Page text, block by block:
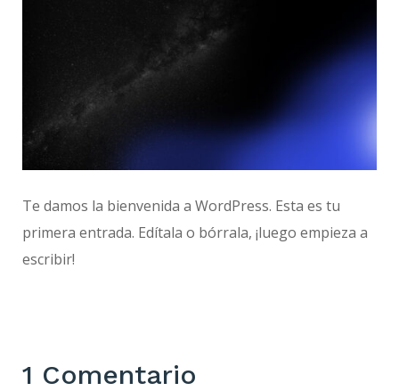
Te damos la bienvenida a WordPress. Esta es tu
primera entrada. Edítala o bórrala, ¡luego empieza a
escribir!
1 Comentario